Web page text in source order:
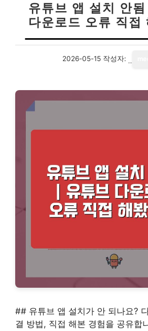
유튜브 앱 설치 안
다운로드 오류 직접
2026-05-15 작성자:
## 유튜브 앱 설치가 안 되나요?
결 방법, 직접 해본 경험을 공유합